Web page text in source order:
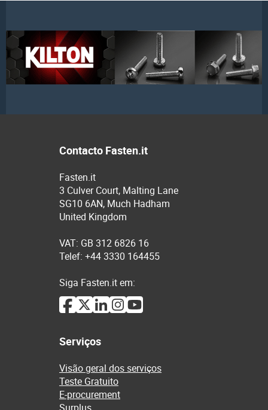
Contacto Fasten.it
Fasten.it
3 Culver Court, Malting Lane
SG10 6AN, Much Hadham
United Kingdom
VAT: GB 312 6826 16
Telef: +44 3330 164455
Siga Fasten.it em:
Serviços
Visão geral dos serviços
Teste Gratuito
E-procurement